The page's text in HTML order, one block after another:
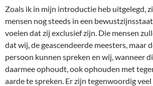
Zoals ik in mijn introductie heb uitgelegd,
mensen nog steeds in een
voelen dat zij exclusief zijn. Die mensen
dat wij, de geascendeerde meesters, maar
persoon kunnen spreken en wij, wanneer
daarmee ophoudt, ook ophouden met
aarde te spreken. Er zijn tegenwoordig